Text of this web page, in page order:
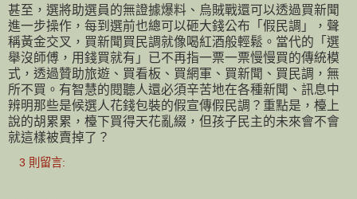
甚至，選將助選員的無證據爆料、烏賊戰還可以透過買新聞
進一步操作，每到選前也總可以砸大錢公布「假民調」，聲
稱黃金交叉，買新聞買民調就像喝紅酒般輕鬆。當代的「選
舉沒師傅，用錢買就有」已不再指一票一票慢慢買的傳統模
式，透過贊助旅遊、買看板、買網軍、買新聞、買民調，無
所不買。有智慧的閱聽人還必須辛苦地在各種新聞、訊息中
辨明那些是候選人花錢包裝的假宣傳假民調？重點是，檯上
說的胡累累，檯下買得天花亂綴，但孩子民主的未來會不會
就這樣被賣掉了？
3 則留言: